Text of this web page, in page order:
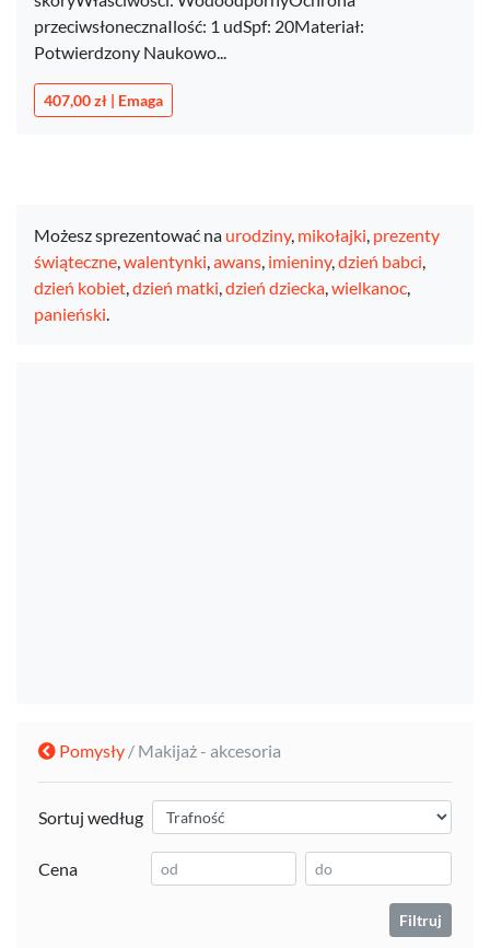
przeciwsłonecznaIlość: 1 udSpf: 20Materiał:
Potwierdzony Naukowo...
407,00 zł | Emaga
Możesz sprezentować na urodziny, mikołajki, prezenty
świąteczne,walentynki,awans, imieniny,dzień babci,
dzień kobiet,dzień matki,dzień dziecka,wielkanoc,
panieński.
Pomysły / Makijaż - akcesoria
Sortuj według
Cena
Filtruj